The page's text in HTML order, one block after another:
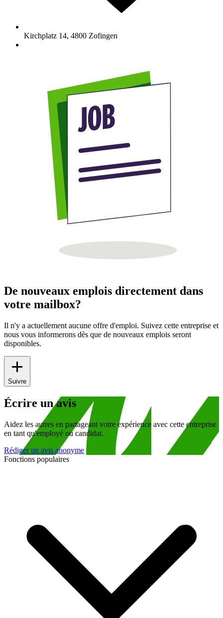
Kirchplatz 14, 4800 Zofingen
De nouveaux emplois directement dans
votre mailbox?
Il n'y a actuellement aucune offre d'emploi. Suivez cette entreprise et
nous vous informerons dès que de nouveaux emplois seront
disponibles.
Suivre
Écrire un avis
Aidez les autres en partageant votre expérience avec cette entreprise
en tant qu'employé ou candidat.
Rédiger un avis anonyme
Fonctions populaires